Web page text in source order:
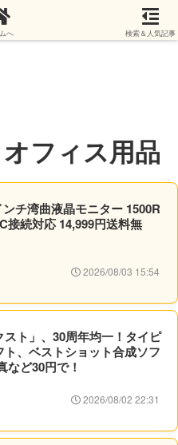
フィス用品
チ湾曲液晶モニター 1500R
接続対応 14,999円送料無
2026/08/03 15:54
スト」、30周年均一！タイピ
ト、ベストショット合成ソフ
など30円で！
2026/08/02 22:31
へ 検索＆人気記事